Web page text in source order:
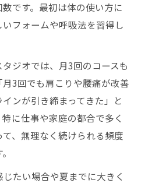
です。最初は体の使い方に
フォームや呼吸法を習得し
ジオでは、月3回のコースも
3回でも肩こりや腰痛が改善
ンが引き締まってきた」と
に仕事や家庭の都合で多く
、無理なく続けられる頻度
たい場合や夏までに大きく